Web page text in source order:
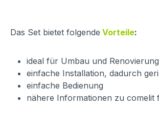
Das Set bietet folgende Vorteile:
ideal für Umbau und
einfache Installation, dadurch
einfache Bedienung
nähere Informationen zu comelit